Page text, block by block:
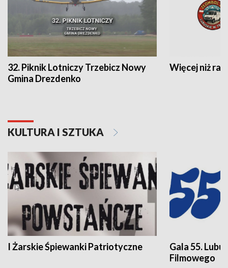
32. Piknik Lotniczy Trzebicz Nowy
Gmina Drezdenko
Więcej niż rajd
KULTURA I SZTUKA
I Żarskie Śpiewanki Patriotyczne
Gala 55.
Filmowego